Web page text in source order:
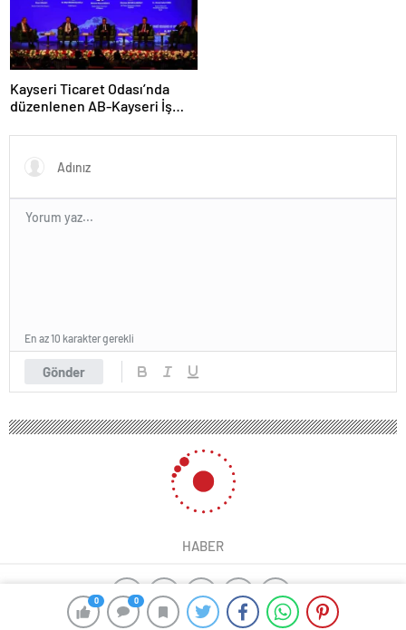
0 0
Kayseri Ticaret Odası’nda
düzenlenen AB-Kayseri İş
ve dijitalleşme vurgusu
yapıldı
Gönder
En az 10 karakter gerekli
HABER